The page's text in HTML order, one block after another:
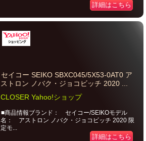
詳細はこちら
セイコー SEIKO SBXC045/5X53-0AT0 ア
ストロン ノバク・ジョコビッチ 2020 ...
CLOSER Yahoo!ショップ
■商品情報ブランド： セイコー/SEIKOモデル
名： アストロン ノバク・ジョコビッチ 2020 限
定モ...
詳細はこちら